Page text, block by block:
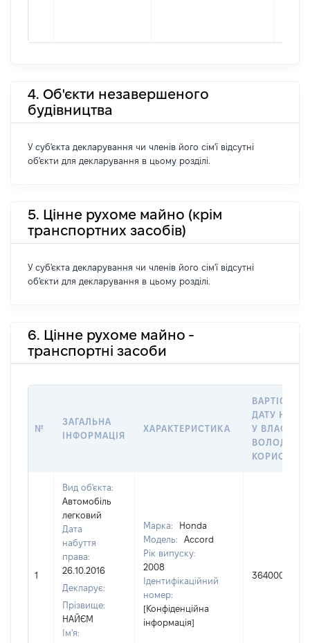
4. Об'єкти незавершеного
будівництва
У суб'єкта декларування чи членів його сім'ї відсутні
об'єкти для декларування в цьому розділі.
5. Цінне рухоме майно (крім
транспортних засобів)
У суб'єкта декларування чи членів його сім'ї відсутні
об'єкти для декларування в цьому розділі.
6. Цінне рухоме майно -
транспортні засоби
№
ЗАГАЛЬНА
ІНФОРМАЦІЯ
ХАРАКТЕРИСТИКА
ВАРТІСТЬ
ДАТУ
У
1
Вид об'єкта:
Автомобіль
легковий
Дата
набуття
права:
26.10.2016
Декларує:
Прізвище:
НАЙЄМ
Ім'я:
Марка:
Honda
Модель:
Accord
Рік випуску:
2008
Ідентифікаційний
номер:
[Конфіденційна
інформація]
364000